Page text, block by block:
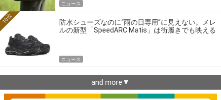
ニュース
防水シューズなのに“雨の日専用”に見えない。メレ
ルの新型「SpeedARC Matis」は街履きでも映える
10位
ニュース
and more▼